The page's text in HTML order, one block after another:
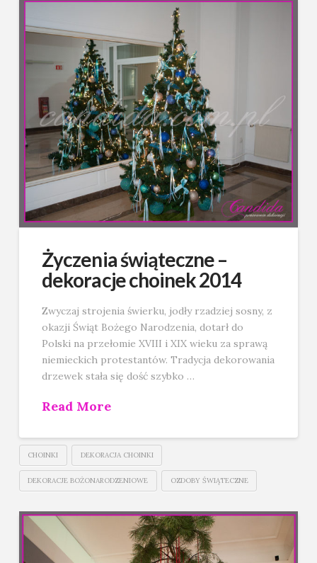
Życzenia świąteczne –
dekoracje choinek 2014
Zwyczaj strojenia świerku, jodły rzadziej sosny, z
okazji Świąt Bożego Narodzenia, dotarł do
Polski na przełomie XVIII i XIX wieku za sprawą
niemieckich protestantów. Tradycja dekorowania
drzewek stała się dość szybko …
Read More
CHOINKI DEKORACJA CHOINKI
DEKORACJE BOŻONARODZENIOWE OZDOBY ŚWIĄTECZNE